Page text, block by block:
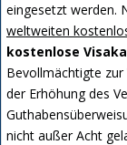
eingesetzt werden.
weltweiten
kostenlose
Bevollmächtigte
der Erhöhung des
nicht außer Acht